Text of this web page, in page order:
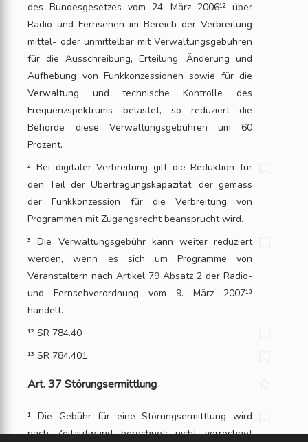
des Bundesgesetzes vom 24. März 2006¹² über
Radio und Fernsehen im Bereich der Verbreitung
mittel- oder unmittelbar mit Verwaltungsgebühren
für die Ausschreibung, Erteilung, Änderung und
Aufhebung von Funkkonzessionen sowie für die
Verwaltung und technische Kontrolle des
Frequenzspektrums belastet, so reduziert die
Behörde diese Verwaltungsgebühren um 60
Prozent.
² Bei digitaler Verbreitung gilt die Reduktion für
den Teil der Übertragungskapazität, der gemäss
der Funkkonzession für die Verbreitung von
Programmen mit Zugangsrecht beansprucht wird.
³ Die Verwaltungsgebühr kann weiter reduziert
werden, wenn es sich um Programme von
Veranstaltern nach Artikel 79 Absatz 2 der Radio-
und Fernsehverordnung vom 9. März 2007¹³
handelt.
¹² SR 784.40
¹³ SR 784.401
Art. 37 Störungsermittlung
¹ Die Gebühr für eine Störungsermittlung wird
nach Zeitaufwand berechnet; nicht verrechnet